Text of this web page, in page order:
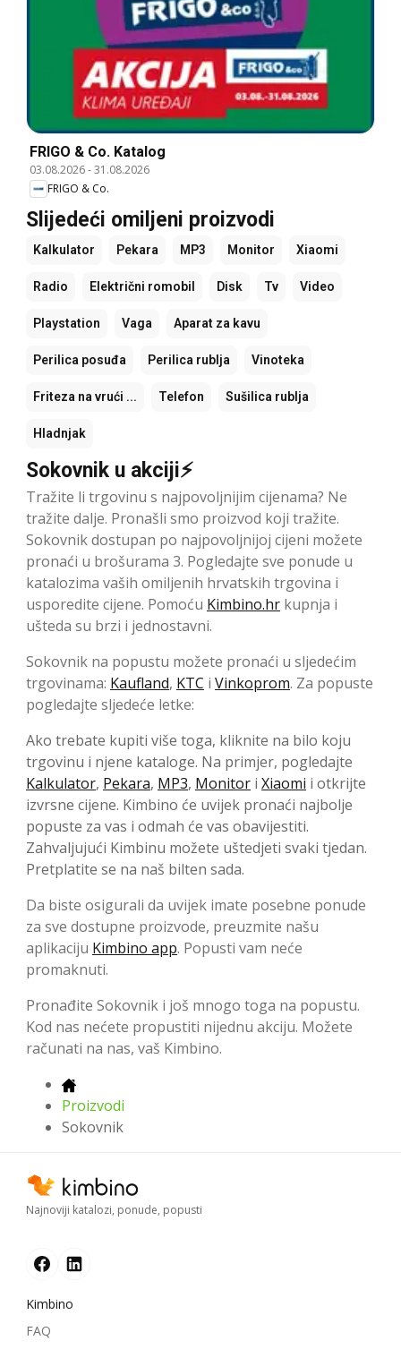
FRIGO & Co. Katalog
03.08.2026-31.08.2026
FRIGO & Co.
Slijedeći omiljeni proizvodi
Kalkulator Pekara MP3 Monitor Xiaomi
Radio Električni romobil Disk Tv Video
Playstation Vaga Aparat za kavu
Perilica posuđa Perilica rublja Vinoteka
Friteza na vrući ... Telefon Sušilica rublja
Hladnjak
Sokovnik u akciji⚡
Tražite li trgovinu s najpovoljnijim cijenama? Ne
tražite dalje. Pronašli smo proizvod koji tražite.
Sokovnik dostupan po najpovoljnijoj cijeni možete
pronaći u brošurama 3. Pogledajte sve ponude u
katalozima vaših omiljenih hrvatskih trgovina i
usporedite cijene. Pomoću Kimbino.hr kupnja i
ušteda su brzi i jednostavni.
Sokovnik na popustu možete pronaći u sljedećim
trgovinama: Kaufland, KTC i Vinkoprom. Za popuste
pogledajte sljedeće letke:
Ako trebate kupiti više toga, kliknite na bilo koju
trgovinu i njene kataloge. Na primjer, pogledajte
Kalkulator, Pekara, MP3, Monitor i Xiaomi i otkrijte
izvrsne cijene. Kimbino će uvijek pronaći najbolje
popuste za vas i odmah će vas obavijestiti.
Zahvaljujući Kimbinu možete uštedjeti svaki tjedan.
Pretplatite se na naš bilten sada.
Da biste osigurali da uvijek imate posebne ponude
za sve dostupne proizvode, preuzmite našu
aplikaciju Kimbino app. Popusti vam neće
promaknuti.
Pronađite Sokovnik i još mnogo toga na popustu.
Kod nas nećete propustiti nijednu akciju. Možete
računati na nas, vaš Kimbino.
Proizvodi
Sokovnik
Najnoviji katalozi, ponude, popusti
Kimbino
FAQ